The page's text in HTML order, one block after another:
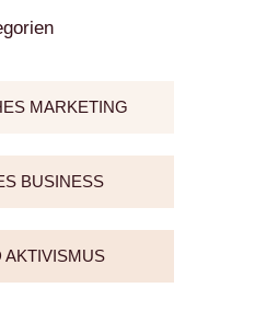
MARKETING
BUSINESS
AKTIVISMUS